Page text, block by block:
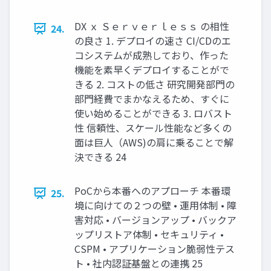
24.
DX ｘ Ｓｅｒｖｅｒｌｅｓｓ の相性
の良さ 1. デプロイの速さ CI/CDのエ
コシステムが成熟しており、作った
機能を素早くデプロイすることがで
きる 2. コストの低さ 研究開発部門の
部門経費でまかなえるため、すぐに
使い始めることができる 3. ロバスト
性 信頼性、スケール性能など多くの
面は巨人（AWS)の肩に乗ることで解
決できる 24
25.
PoCから本番へのアプローチ 本番環
境に向けての２つの壁 • 運用体制 • 障
害対応 • バージョンアップ • バックア
ップリストア体制 • セキュリティ •
CSPM • アプリケーション脆弱性テス
ト • 社内認証基盤との連携 25